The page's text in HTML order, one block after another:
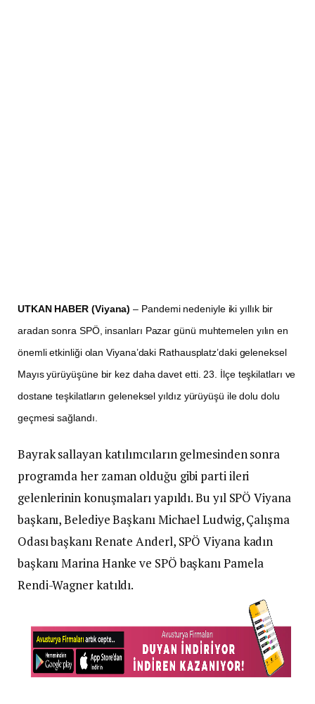
UTKAN HABER (Viyana)– Pandemi nedeniyle iki yıllık bir
aradan sonra SPÖ, insanları Pazar günü muhtemelen yılın en
önemli etkinliği olan Viyana’daki Rathausplatz’daki geleneksel
Mayıs yürüyüşüne bir kez daha davet etti. 23. İlçe teşkilatları ve
dostane teşkilatların geleneksel yıldız yürüyüşü ile dolu dolu
geçmesi sağlandı.
Bayrak sallayan katılımcıların gelmesinden sonra
programda her zaman olduğu gibi parti ileri
gelenlerinin konuşmaları yapıldı. Bu yıl SPÖ Viyana
başkanı, Belediye Başkanı Michael Ludwig, Çalışma
Odası başkanı Renate Anderl, SPÖ Viyana kadın
başkanı Marina Hanke ve SPÖ başkanı Pamela
Rendi-Wagner katıldı.